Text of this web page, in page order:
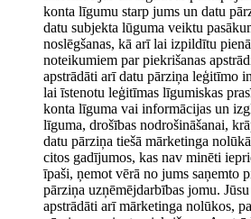
konta līgumu starp jums un datu
datu subjekta lūguma veiktu
noslēgšanas, kā arī lai izpildītu
noteikumiem par piekrišanas
apstrādāti arī datu pārziņa leģitīmo
lai īstenotu leģitīmas līgumiskas
konta līguma vai informācijas un
līguma, drošības nodrošināšanai,
datu pārziņa tiešā mārketinga
citos gadījumos, kas nav minēti
īpaši, ņemot vērā no jums saņemto
pārziņa uzņēmējdarbības jomu.
apstrādāti arī mārketinga nolūkos,